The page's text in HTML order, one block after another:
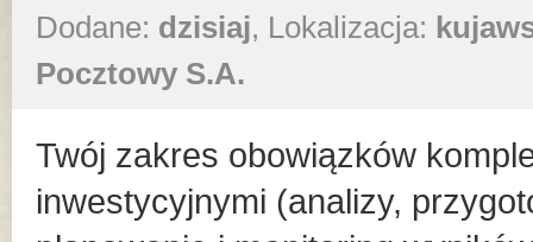
Dodane: dzisiaj, Lokalizacja:
Pocztowy S.A.
Twój zakres obowiązków
inwestycyjnymi (analizy,